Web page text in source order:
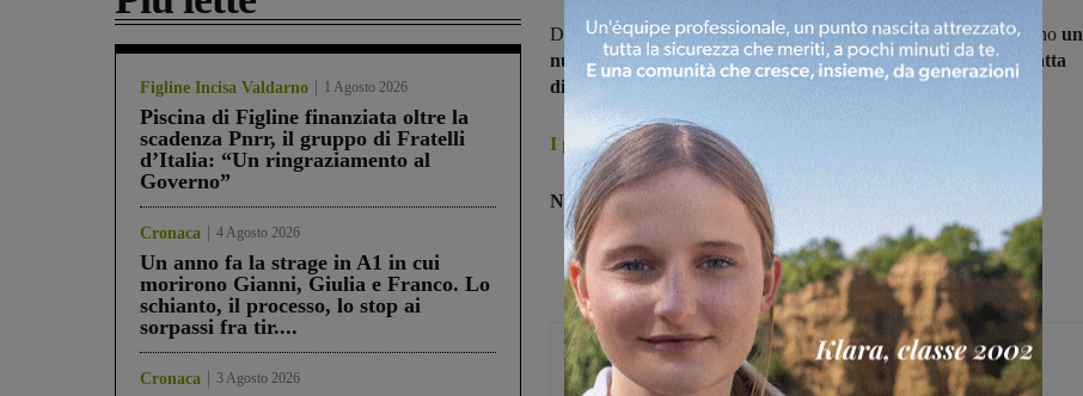
Figline Incisa Valdarno 1 Agosto 2026
Piscina di Figline finanziata oltre la
scadenza Pnrr, il gruppo di Fratelli
d’Italia: “Un ringraziamento al
Governo”
Cronaca 4 Agosto 2026
Un anno fa la strage in A1 in cui
morirono Gianni, Giulia e Franco. Lo
schianto, il processo, lo stop ai
sorpassi fra tir....
Cronaca 3 Agosto 2026
Dopo otto giorni di pausa i dati della Asl Toscana sud est registrano un
nuovo caso positivo al coronavirus in Valdarno aretino. Si tratta
di una persona di Loro Ciuffenna.
I guariti in tutta la Asl Toscana sud est
Nessun caso nuovo, invece, in Valdarno fiorentino
Monica Campani